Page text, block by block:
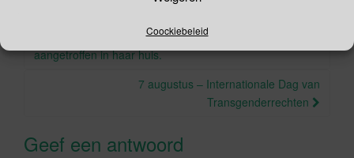
Coockiebeleid
k
Berichtnavigatie
5 augustus 1962 – Marilyn Monroe wordt dood
aangetroffen in haar huis.
7 augustus – Internationale Dag van
Transgenderrechten
Geef een antwoord